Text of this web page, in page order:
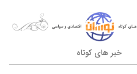
خبر های کوتاه